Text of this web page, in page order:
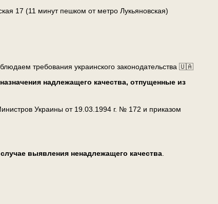
17 (11 минут пешком от метро Лукьяновская)
требования украинского законодательства 🇺🇦
надлежащего качества, отпущенные из
Украины от 19.03.1994 г. № 172 и приказом
выявления ненадлежащего качества.